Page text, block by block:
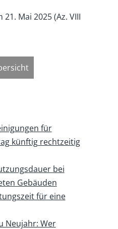
Mai 2025 (Az. VIII
für
künftig rechtzeitig
bei
Gebäuden
für eine
Neujahr: Wer